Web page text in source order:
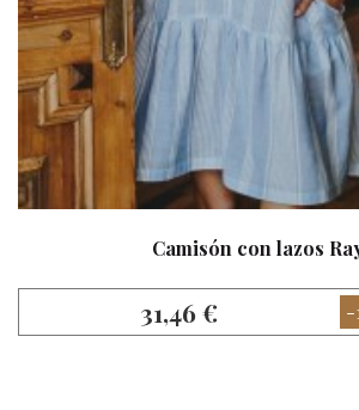
Camisón con lazos
31,46 € -